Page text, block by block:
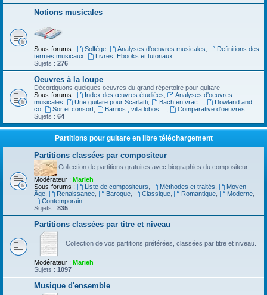
Notions musicales
Sous-forums : Solfège, Analyses d'oeuvres musicales
Definitions des
termes musicaux
Livres, Ebooks et tutoriaux
Sujets : 276
Oeuvres à la loupe
Décortiquons quelques oeuvres du grand répertoire pour guitare
Sous-forums :
Index des œuvres étudiées
Analyses d'oeuvres
musicales
Une guitare pour Scarlatti, Bach en vrac...
Dowland and
co
Sor et consort, Barrios , villa lobos ...
Comparative d'oeuvres
Sujets : 64
Partitions pour guitare en libre téléchargement
Partitions classées par compositeur
Collection de partitions gratuites avec biographies du compositeur
Modérateur : Marieh
Sous-forums :
Liste de compositeurs Méthodes et traités
Moyen-
Âge
Renaissance, Baroque, Classique, Romantique Moderne
Contemporain
Sujets : 835
Partitions classées par titre et niveau
Collection de vos partitions préférées, classées par titre et niveau.
Modérateur : Marieh
Sujets : 1097
Musique d'ensemble